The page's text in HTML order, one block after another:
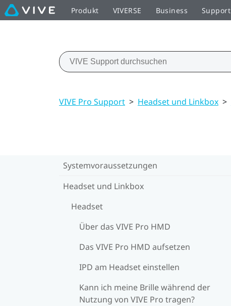
Produkt VIVERSE Business Support
VIVE Pro Support > Headset und Linkbox >
Systemvoraussetzungen
Headset und Linkbox
Headset
Über das VIVE Pro HMD
Das VIVE Pro HMD aufsetzen
IPD am Headset einstellen
Kann ich meine Brille während der
Nutzung von VIVE Pro tragen?